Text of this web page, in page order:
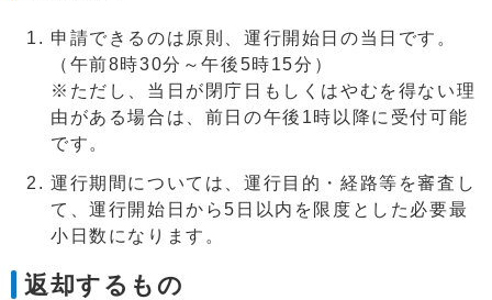
申請できるのは原則、運行開始日の当日です。
（午前8時30分～午後5時15分）
※ただし、当日が閉庁日もしくはやむを得ない理
由がある場合は、前日の午後1時以降に受付可能
です。
運行期間については、運行目的・経路等を審査し
て、運行開始日から5日以内を限度とした必要最
小日数になります。
返却するもの